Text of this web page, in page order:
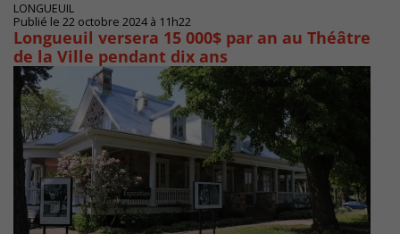
LONGUEUIL
Publié le 22 octobre 2024 à 11h22
Longueuil versera 15 000$ par an au Théâtre
de la Ville pendant dix ans